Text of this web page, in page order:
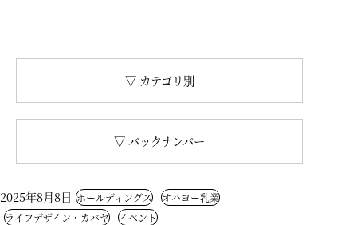
▽ カテゴリ別
▽ バックナンバー
2025年8月8日 ホールディングス
オハヨー乳業
ライフデザイン・カバヤ
イベント